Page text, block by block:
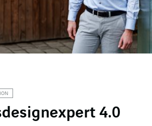
startsidan
4.0